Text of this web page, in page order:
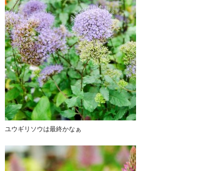
ユウギリソウは最終かなぁ